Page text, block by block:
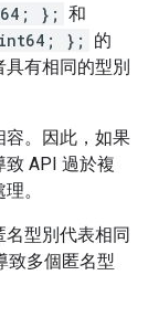
}; 和
};
的
有相同的型別
容。因此，如果
API 過於複
。
型別代表相同
致多個匿名型